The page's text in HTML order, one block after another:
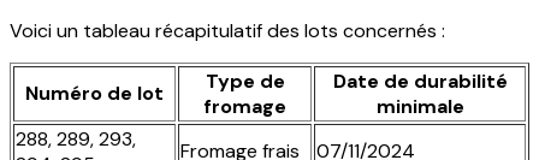
Voici un tableau récapitulatif des lots concernés :
Numéro de lot
Type de
fromage
Date de durabilité
minimale
288, 289, 293,
Fromage frais 07/11/2024